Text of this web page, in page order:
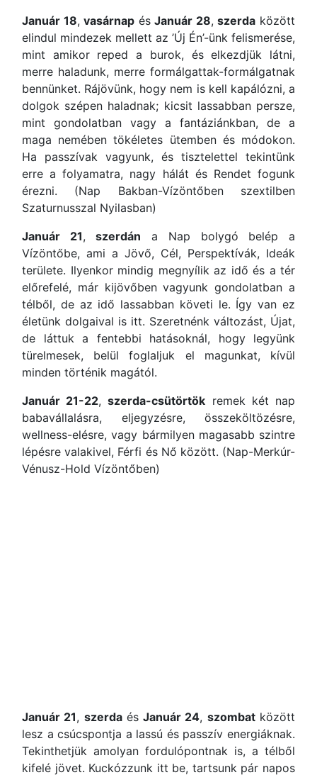
Január 18,vasárnap ésJanuár 28,szerda között
elindul mindezek mellett az ’Új Én’-ünk felismerése,
mint amikor reped a burok, és elkezdjük látni,
merre haladunk, merre formálgattak-formálgatnak
bennünket. Rájövünk, hogy nem is kell kapálózni, a
dolgok szépen haladnak; kicsit lassabban persze,
mint gondolatban vagy a fantáziánkban, de a
maga nemében tökéletes ütemben és módokon.
Ha passzívak vagyunk, és tisztelettel tekintünk
erre a folyamatra, nagy hálát és Rendet fogunk
érezni. (Nap Bakban-Vízöntőben szextilben
Szaturnusszal Nyilasban)
Január 21,szerdán a Nap bolygó belép a
Vízöntőbe, ami a Jövő, Cél, Perspektívák, Ideák
területe. Ilyenkor mindig megnyílik az idő és a tér
előrefelé, már kijövőben vagyunk gondolatban a
télből, de az idő lassabban követi le. Így van ez
életünk dolgaival is itt. Szeretnénk változást, Újat,
de láttuk a fentebbi hatásoknál, hogy legyünk
türelmesek, belül foglaljuk el magunkat, kívül
minden történik magától.
Január 21-22,szerda-csütörtök remek két nap
babavállalásra, eljegyzésre, összeköltözésre,
wellness-elésre, vagy bármilyen magasabb szintre
lépésre valakivel, Férfi és Nő között. (Nap-Merkúr-
Vénusz-Hold Vízöntőben)
Január 21, szerdaésJanuár 24, szombatközött
lesz a csúcspontja a lassú és passzív energiáknak.
Tekinthetjük amolyan fordulópontnak is, a télből
kifelé jövet. Kuckózzunk itt be, tartsunk pár napos